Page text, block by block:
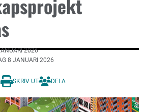
2026
8 JANUARI 2026
SKRIV UT DELA